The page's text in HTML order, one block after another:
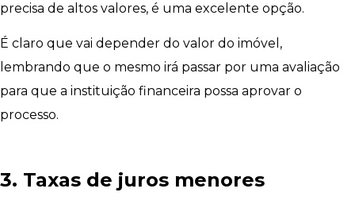
precisa de altos valores, é uma excelente opção.
É claro que vai depender do valor do imóvel,
lembrando que o mesmo irá passar por uma avaliação
para que a instituição financeira possa aprovar o
processo.
3. Taxas de juros menores